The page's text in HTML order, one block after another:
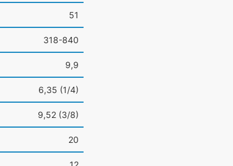
51
318-840
9,9
6,35 (1/4)
9,52 (3/8)
20